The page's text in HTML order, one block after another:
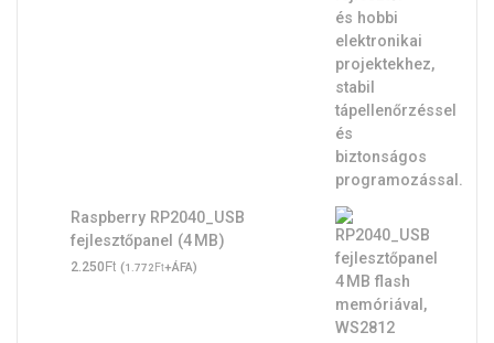
Raspberry RP2040_USB
fejlesztőpanel (4 MB)
2.250Ft (1.772Ft+ÁFA)